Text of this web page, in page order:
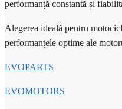
performanță constantă și
Alegerea ideală pentru
performanțele optime ale
EVOPARTS
EVOMOTORS